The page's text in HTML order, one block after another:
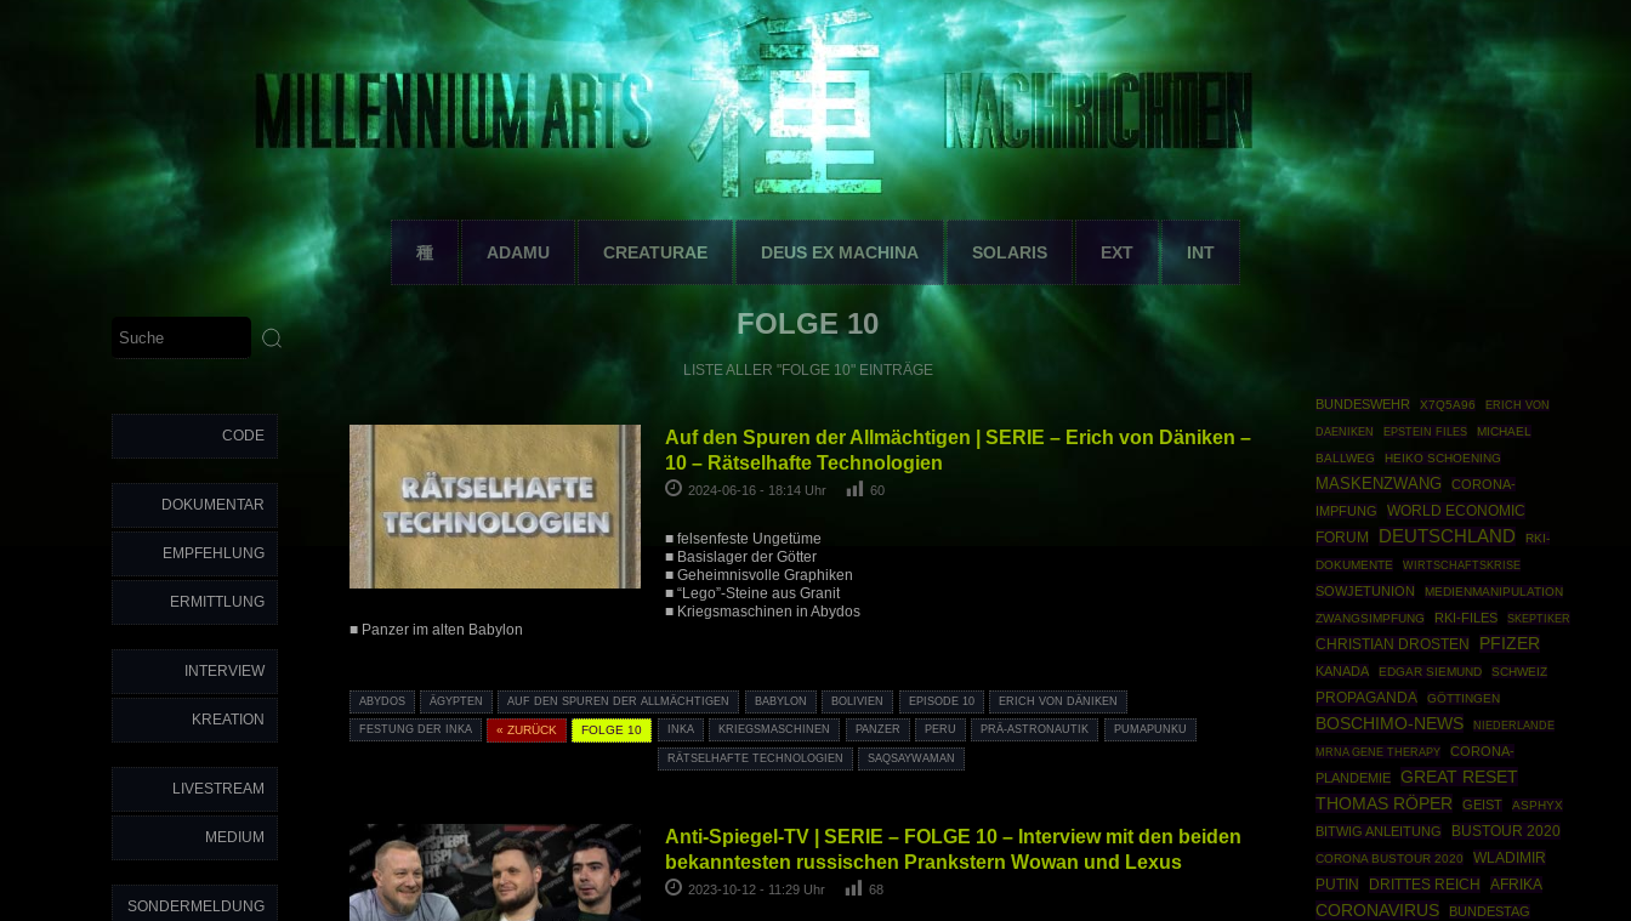
種 ADAMU CREATURAE DEUS EX MACHINA SOLARIS EXT INT
CODE
DOKUMENTAR
EMPFEHLUNG
ERMITTLUNG
INTERVIEW
KREATION
LIVESTREAM
MEDIUM
SONDERMELDUNG
FOLGE 10
LISTE ALLER "FOLGE 10" EINTRÄGE
Auf den Spuren der Allmächtigen | SERIE – Erich von Däniken –
10 – Rätselhafte Technologien
2024-06-16 - 18:14 Uhr 60
■ felsenfeste Ungetüme
■ Basislager der Götter
■ Geheimnisvolle Graphiken
■ “Lego”-Steine aus Granit
■ Kriegsmaschinen in Abydos
■ Panzer im alten Babylon
ABYDOS ÄGYPTEN AUF DEN SPUREN DER ALLMÄCHTIGEN BABYLON BOLIVIEN EPISODE 10 ERICH VON DÄNIKEN
FESTUNG DER INKA « ZURÜCK FOLGE 10 INKA KRIEGSMASCHINEN PANZER PERU PRÄ-ASTRONAUTIK PUMAPUNKU
RÄTSELHAFTE TECHNOLOGIEN SAQSAYWAMAN
Anti-Spiegel-TV | SERIE – FOLGE 10 – Interview mit den beiden
bekanntesten russischen Prankstern Wowan und Lexus
2023-10-12 - 11:29 Uhr 68
BUNDESWEHR X7Q5A96 ERICH VON
DAENIKEN EPSTEIN FILES
MICHAEL
BALLWEG
HEIKO SCHOENING
MASKENZWANG
CORONA-
IMPFUNG
WORLD ECONOMIC
FORUM
DEUTSCHLAND
RKI-
DOKUMENTE
WIRTSCHAFTSKRISE
SOWJETUNION
MEDIENMANIPULATION
ZWANGSIMPFUNG
RKI-FILES SKEPTIKER
CHRISTIAN DROSTEN PFIZER
KANADA EDGAR SIEMUND SCHWEIZ
PROPAGANDA GÖTTINGEN
BOSCHIMO-NEWS NIEDERLANDE
MRNA GENE THERAPY
CORONA-
PLANDEMIE
GREAT RESET
THOMAS RÖPER
GEIST ASPHYX
BITWIG ANLEITUNG BUSTOUR 2020
CORONA BUSTOUR 2020
WLADIMIR
PUTIN
DRITTES REICH AFRIKA
CORONAVIRUS BUNDESTAG